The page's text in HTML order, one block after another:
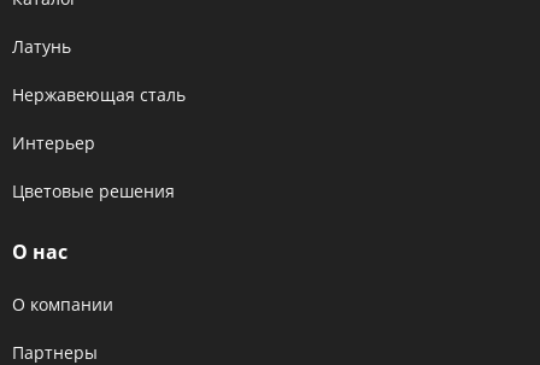
Латунь
Нержавеющая сталь
Интерьер
Цветовые решения
О нас
О компании
Партнеры